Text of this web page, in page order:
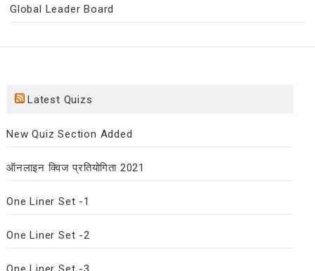
Global Leader Board
Latest Quizs
New Quiz Section Added
ऑनलाइन क्विज प्रतियोगिता 2021
One Liner Set -1
One Liner Set -2